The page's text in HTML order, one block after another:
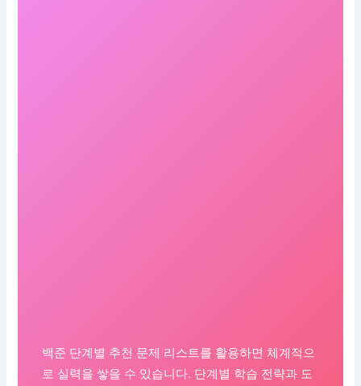
백준 단계별 추천 문제 리스트를 활용하면 체계적으
로 실력을 쌓을 수 있습니다. 단계별 학습 전략과 도